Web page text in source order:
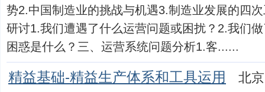
势2.中国制造业的挑战与机遇3.制造业发展的四
研讨1.我们遭遇了什么运营问题或困扰？2.我们
困惑是什么？三、运营系统问题分析1.客......
精益基础-精益生产体系和工具运用 北